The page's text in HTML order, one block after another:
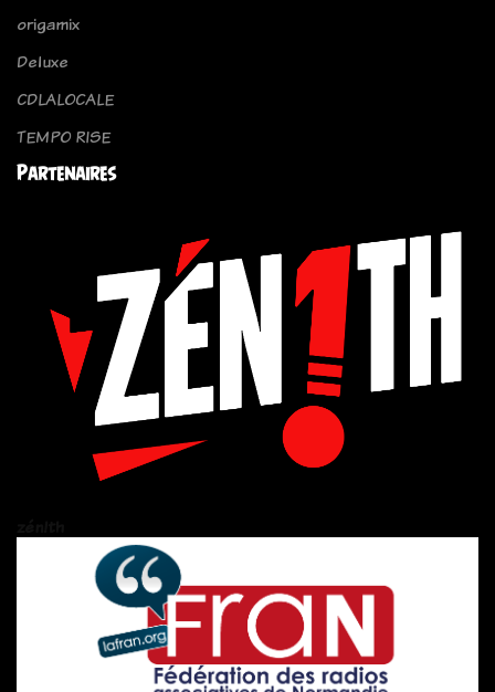
origamix
Deluxe
CDLALOCALE
TEMPO RISE
Partenaires